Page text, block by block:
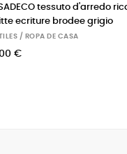
d'arredo righe rayure
DE CASA